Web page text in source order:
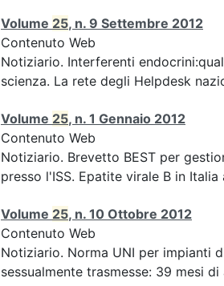
Volume 25, n. 9 Settembre 2012
Contenuto Web
Notiziario. Interferenti
scienza. La rete degli Helpdesk
Volume 25, n. 1 Gennaio 2012
Contenuto Web
Notiziario. Brevetto BEST per
presso l'ISS. Epatite virale B in
Volume 25, n. 10 Ottobre 2012
Contenuto Web
Notiziario. Norma UNI per impianti
sessualmente trasmesse: 39 mesi